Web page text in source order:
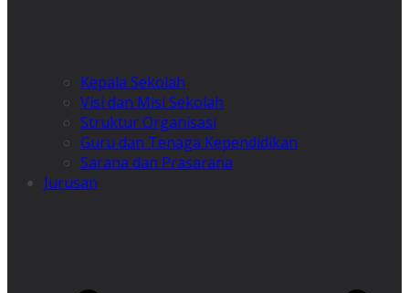
Kepala Sekolah
Visi dan Misi Sekolah
Struktur Organisasi
Guru dan Tenaga Kependidikan
Sarana dan Prasarana
Jurusan